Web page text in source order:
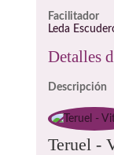
Facilitador
Leda
Detalles
Descripción
Teruel -